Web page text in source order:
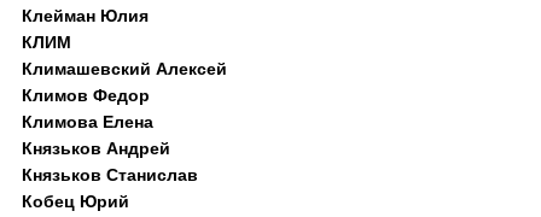
Клейман Юлия
КЛИМ
Климашевский Алексей
Климов Федор
Климова Елена
Князьков Андрей
Князьков Станислав
Кобец Юрий